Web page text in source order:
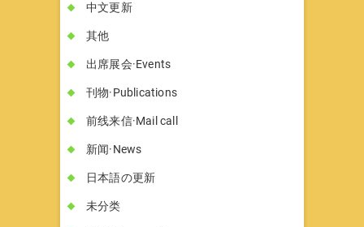
中文更新
其他
出席展会·Events
刊物·Publications
前线来信·Mail call
新闻·News
日本語の更新
未分类